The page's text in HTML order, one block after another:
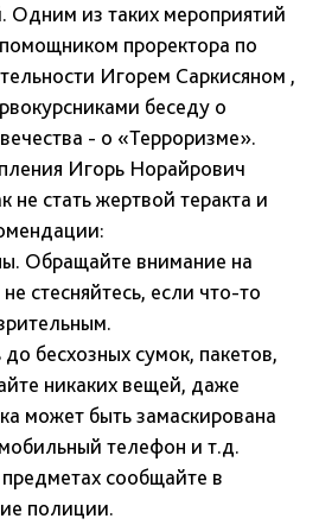
Одним из таких мероприятий
помощником проректора по
Игорем Саркисяном ,
беседу о
- о «Терроризме».
Игорь Норайрович
не стать жертвой теракта и
Обращайте внимание на
стесняйтесь, если что-то
бесхозных сумок, пакетов,
никаких вещей, даже
может быть замаскирована
телефон и т.д.
сообщайте в
полиции.